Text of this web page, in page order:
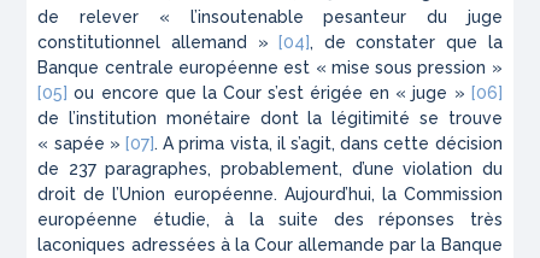
de relever « l’insoutenable pesanteur du juge
constitutionnel allemand »
[04], de constater que la
Banque centrale européenne est « mise sous pression »
[05] ou encore que la Cour s’est érigée en « juge » [06]
de l’institution monétaire dont la légitimité se trouve
« sapée » [07].A prima vista, il s’agit, dans cette décision
de 237 paragraphes, probablement, d’une violation du
droit de l’Union européenne. Aujourd’hui, la Commission
européenne étudie, à la suite des réponses très
laconiques adressées à la Cour allemande par la Banque